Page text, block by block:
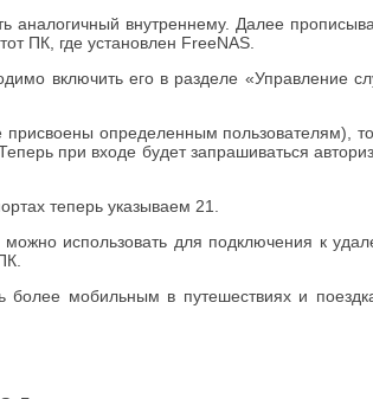
аналогичный внутреннему. Далее
ПК, где установлен FreeNAS.
включить его в разделе «Управление
определенным пользователям),
при входе будет запрашиваться
теперь указываем 21.
использовать для подключения к
мобильным в путешествиях и